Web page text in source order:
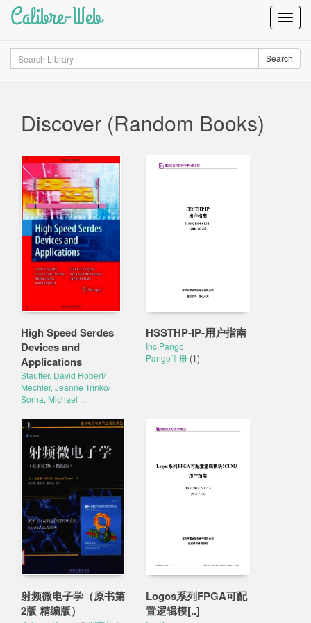
Calibre-Web
Search Search
Discover (Random Books)
High Speed Serdes
Devices and
Applications
Stauffer, David Robert/
Mechler, Jeanne Trinko/
Sorna, Michael ...
HSSTHP-IP-用户指南
Inc.Pango
Pango手册 (1)
射频微电子学（原书第
2版 精编版）
Logos系列FPGA可配
置逻辑模[..]